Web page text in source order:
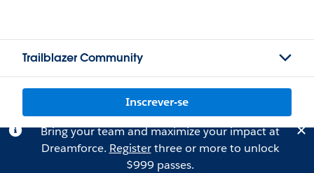
Trailblazer Community
Inscrever-se
Bring your team and maximize your impact at
Dreamforce. Registerthree or more to unlock
$999 passes.